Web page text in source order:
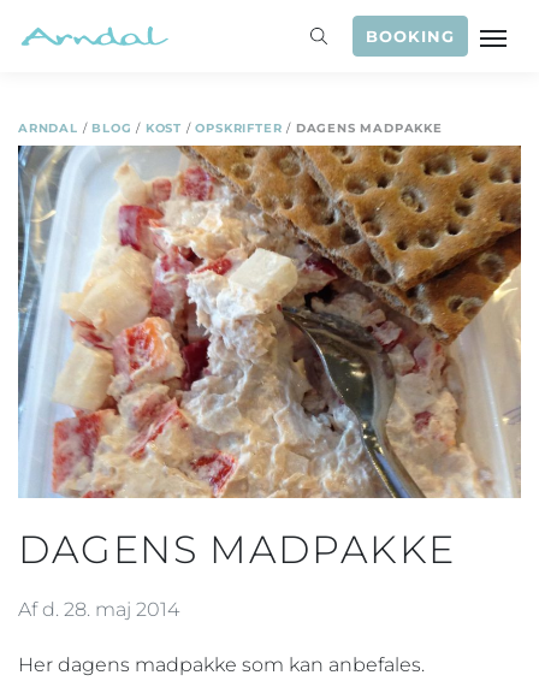
BOOKING
ARNDAL / BLOG / KOST /OPSKRIFTER / DAGENS MADPAKKE
DAGENS MADPAKKE
Af d. 28. maj 2014
Her dagens madpakke som kan anbefales.